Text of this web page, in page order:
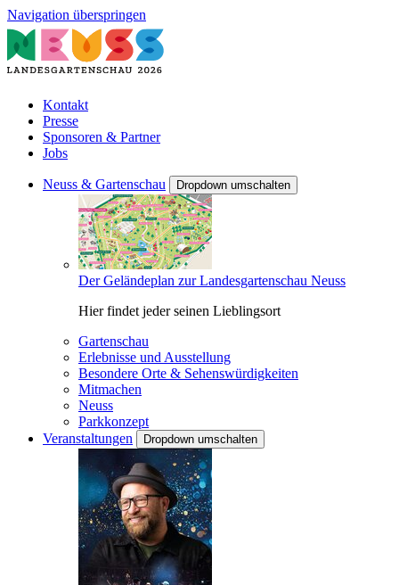
Navigation überspringen
Kontakt
Presse
Sponsoren & Partner
Jobs
Neuss & Gartenschau Dropdown umschalten
Der Geländeplan zur Landesgartenschau Neuss
Hier findet jeder seinen Lieblingsort
Gartenschau
Erlebnisse und Ausstellung
Besondere Orte & Sehenswürdigkeiten
Mitmachen
Neuss
Parkkonzept
Veranstaltungen
Dropdown umschalten